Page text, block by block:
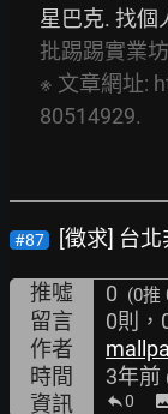
星巴克. 找個
批踢踢實業
※ 文章網址:
80514929.
#87 [徵求] 台
推噓 0 (0推
留言 0則，
作者
時間 3年前
資訊 0